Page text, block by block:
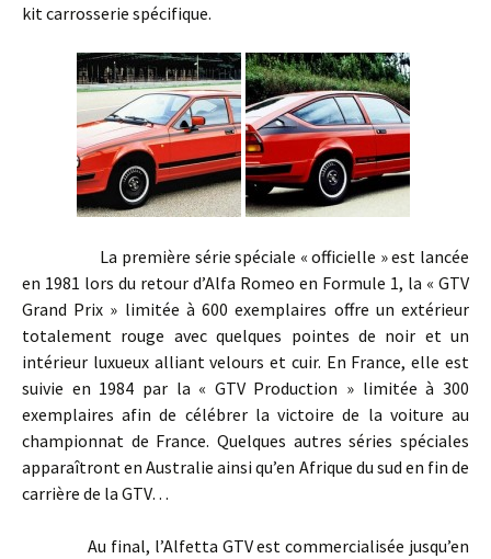
kit carrosserie spécifique.
La première série spéciale « officielle » est lancée
en 1981 lors du retour d’Alfa Romeo en Formule 1, la « GTV
Grand Prix » limitée à 600 exemplaires offre un extérieur
totalement rouge avec quelques pointes de noir et un
intérieur luxueux alliant velours et cuir. En France, elle est
suivie en 1984 par la « GTV Production » limitée à 300
exemplaires afin de célébrer la victoire de la voiture au
championnat de France. Quelques autres séries spéciales
apparaîtront en Australie ainsi qu’en Afrique du sud en fin de
carrière de la GTV…
Au final, l’Alfetta GTV est commercialisée jusqu’en